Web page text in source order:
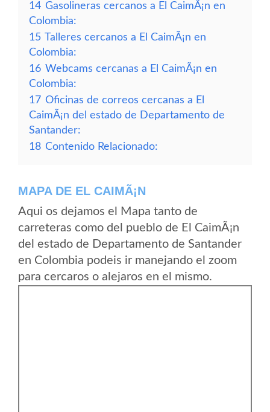
14 Gasolineras cercanos a El CaimÃ¡n en
Colombia:
15 Talleres cercanos a El CaimÃ¡n en
Colombia:
16 Webcams cercanas a El CaimÃ¡n en
Colombia:
17 Oficinas de correos cercanas a El
CaimÃ¡n del estado de Departamento de
Santander:
18 Contenido Relacionado:
MAPA DE EL CAIMÃ¡N
Aqui os dejamos el Mapa tanto de
carreteras como del pueblo de El CaimÃ¡n
del estado de Departamento de Santander
en Colombia podeis ir manejando el zoom
para cercaros o alejaros en el mismo.